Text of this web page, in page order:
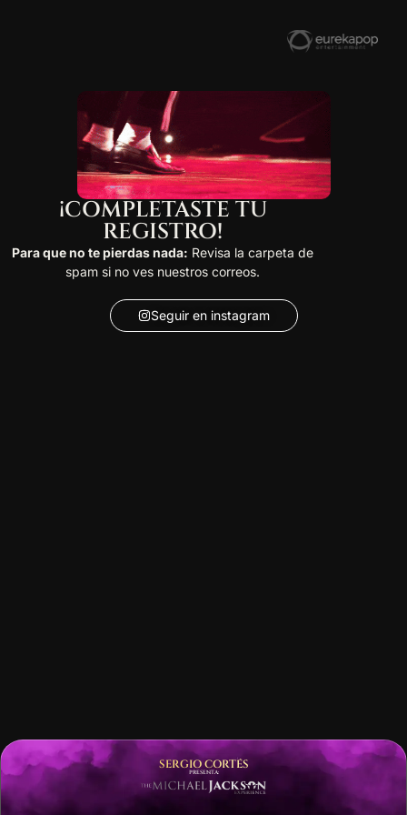
¡COMPLETASTE TU
REGISTRO!
Para que no te pierdas nada: Revisa la carpeta de
spam si no ves nuestros correos.
Seguir en instagram
SERGIO CORTÉS
PRESENTA: